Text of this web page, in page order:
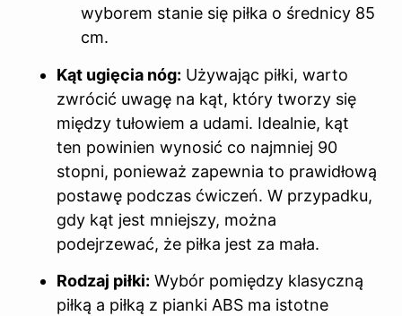
wyborem stanie się piłka o średnicy 85
cm.
Kąt ugięcia nóg: Używając piłki, warto
zwrócić uwagę na kąt, który tworzy się
między tułowiem a udami. Idealnie, kąt
ten powinien wynosić co najmniej 90
stopni, ponieważ zapewnia to prawidłową
postawę podczas ćwiczeń. W przypadku,
gdy kąt jest mniejszy, można
podejrzewać, że piłka jest za mała.
Rodzaj piłki: Wybór pomiędzy klasyczną
piłką a piłką z pianki ABS ma istotne